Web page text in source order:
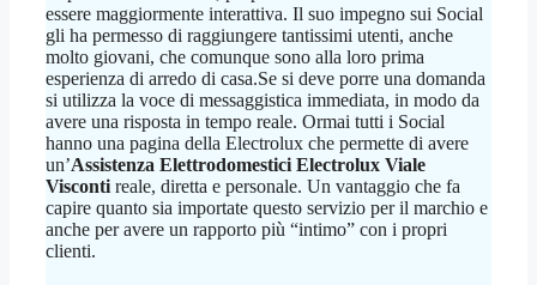
essere maggiormente interattiva. Il suo impegno sui Social
gli ha permesso di raggiungere tantissimi utenti, anche
molto giovani, che comunque sono alla loro prima
esperienza di arredo di casa.Se si deve porre una domanda
si utilizza la voce di messaggistica immediata, in modo da
avere una risposta in tempo reale. Ormai tutti i Social
hanno una pagina della Electrolux che permette di avere
un’Assistenza Elettrodomestici Electrolux Viale
Visconti reale, diretta e personale. Un vantaggio che fa
capire quanto sia importate questo servizio per il marchio e
anche per avere un rapporto più “intimo” con i propri
clienti.